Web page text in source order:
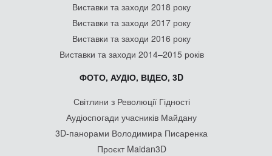
Виставки та заходи 2018 року
Виставки та заходи 2017 року
Виставки та заходи 2016 року
Виставки та заходи 2014–2015 років
ФОТО, АУДІО, ВІДЕО, 3D
Світлини з Революції Гідності
Аудіоспогади учасників Майдану
3D-панорами Володимира Писаренка
Проєкт Maidan3D